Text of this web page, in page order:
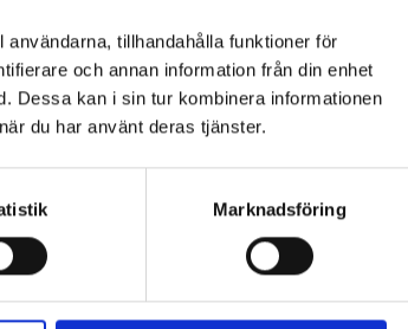
tillhandahålla funktioner för
och annan information från din enhet
Dessa kan i sin tur kombinera informationen
du har använt deras tjänster.
Marknadsföring